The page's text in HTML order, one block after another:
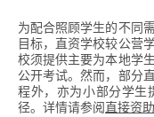
为配合照顾学生的不同
目标，直资学校较公营
校须提供主要为本地学
公开考试。然而，部分
程外，亦为小部分学生
径。详情请参阅直接资